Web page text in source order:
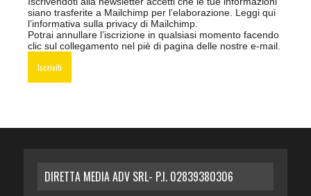
siano trasferite a Mailchimp per l’elaborazione. Leggi qui
l’informativa sulla privacy di Mailchimp
Potrai annullare l’iscrizione in qualsiasi momento facendo
clic sul collegamento nel piè di pagina delle nostre e-mail.
DIRETTA MEDIA ADV SRL- P.I. 02839380306